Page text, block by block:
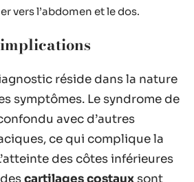
vers l’abdomen et le dos.
réside dans la nature
symptômes. Le syndrome de
avec d’autres
ce qui complique la
des côtes inférieures
cartilages costaux sont